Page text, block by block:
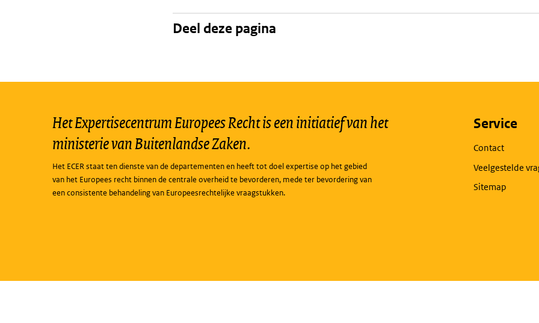
Deel deze pagina
Het Expertisecentrum Europees Recht is een initiatief van het
ministerie van Buitenlandse Zaken.
Het ECER staat ten dienste van de departementen en heeft tot doel expertise op het gebied
van het Europees recht binnen de centrale overheid te bevorderen, mede ter bevordering van
een consistente behandeling van Europeesrechtelijke vraagstukken.
Service
Contact
Veelgestelde
Sitemap